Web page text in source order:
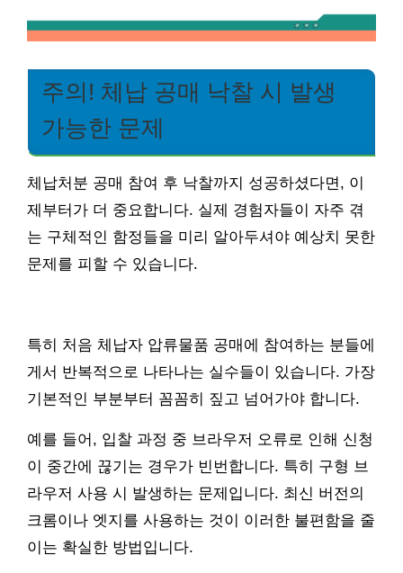
주의! 체납 공매 낙찰 시 발생
가능한 문제
체납처분 공매 참여 후 낙찰까지 성공하셨다면, 이
제부터가 더 중요합니다. 실제 경험자들이 자주 겪
는 구체적인 함정들을 미리 알아두셔야 예상치 못한
문제를 피할 수 있습니다.
특히 처음 체납자 압류물품 공매에 참여하는 분들에
게서 반복적으로 나타나는 실수들이 있습니다. 가장
기본적인 부분부터 꼼꼼히 짚고 넘어가야 합니다.
예를 들어, 입찰 과정 중 브라우저 오류로 인해 신청
이 중간에 끊기는 경우가 빈번합니다. 특히 구형 브
라우저 사용 시 발생하는 문제입니다. 최신 버전의
크롬이나 엣지를 사용하는 것이 이러한 불편함을 줄
이는 확실한 방법입니다.